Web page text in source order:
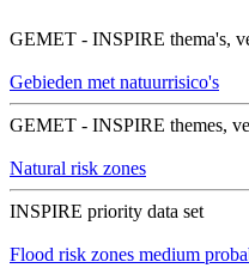
GEMET - INSPIRE thema's,
Gebieden met natuurrisico's
GEMET - INSPIRE themes,
Natural risk zones
INSPIRE priority data set
Flood risk zones medium